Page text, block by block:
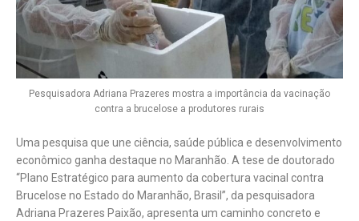
Pesquisadora Adriana Prazeres mostra a importância da vacinação
contra a brucelose a produtores rurais
Uma pesquisa que une ciência, saúde pública e desenvolvimento
econômico ganha destaque no Maranhão. A tese de doutorado
“Plano Estratégico para aumento da cobertura vacinal contra
Brucelose no Estado do Maranhão, Brasil”, da pesquisadora
Adriana Prazeres Paixão, apresenta um caminho concreto e